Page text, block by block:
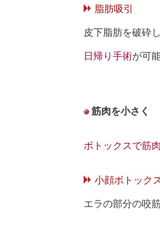
脂肪吸引
皮下脂肪を破砕
日帰り手術が可
筋肉を小さく
ボトックスで筋
小顔ボトック
エラの部分の咬